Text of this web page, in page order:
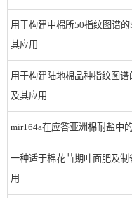
用于构建中棉所50指纹图谱的
其应用
用于构建陆地棉品种指纹图谱
及其应用
mir164a在应答亚洲棉耐盐中
一种适于棉花苗期叶面肥及制
用